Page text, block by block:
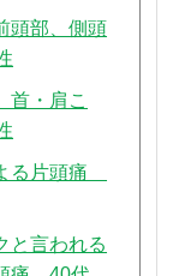
頭部、側頭
首・肩こ
る片頭痛
と言われる